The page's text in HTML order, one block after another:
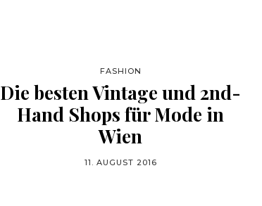
FASHION
Die besten Vintage und 2nd-
Hand Shops für Mode in
Wien
11. AUGUST 2016